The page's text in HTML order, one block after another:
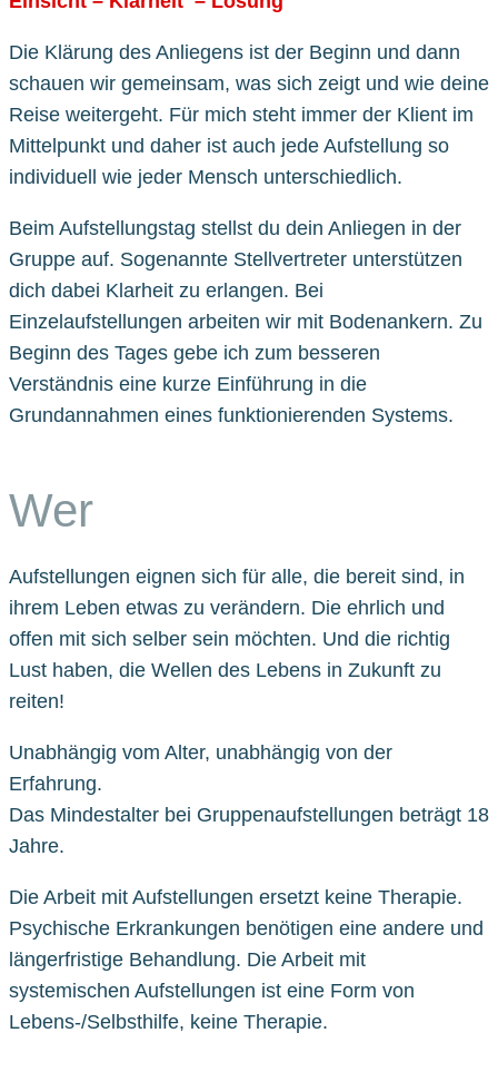
Die Klärung des Anliegens ist der Beginn und dann
schauen wir gemeinsam, was sich zeigt und wie deine
Reise weitergeht. Für mich steht immer der Klient im
Mittelpunkt und daher ist auch jede Aufstellung so
individuell wie jeder Mensch unterschiedlich.
Beim Aufstellungstag stellst du dein Anliegen in der
Gruppe auf. Sogenannte Stellvertreter unterstützen
dich dabei Klarheit zu erlangen. Bei
Einzelaufstellungen arbeiten wir mit Bodenankern. Zu
Beginn des Tages gebe ich zum besseren
Verständnis eine kurze Einführung in die
Grundannahmen eines funktionierenden Systems.
Wer
Aufstellungen eignen sich für alle, die bereit sind, in
ihrem Leben etwas zu verändern. Die ehrlich und
offen mit sich selber sein möchten. Und die richtig
Lust haben, die Wellen des Lebens in Zukunft zu
reiten!
Unabhängig vom Alter, unabhängig von der
Erfahrung.
Das Mindestalter bei Gruppenaufstellungen beträgt 18
Jahre.
Die Arbeit mit Aufstellungen ersetzt keine Therapie.
Psychische Erkrankungen benötigen eine andere und
längerfristige Behandlung. Die Arbeit mit
systemischen Aufstellungen ist eine Form von
Lebens-/Selbsthilfe, keine Therapie.